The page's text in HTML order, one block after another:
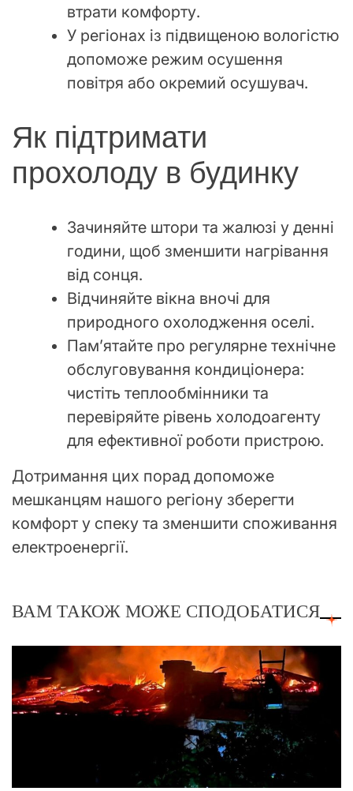
втрати комфорту.
У регіонах із підвищеною вологістю
допоможе режим осушення
повітря або окремий осушувач.
Як підтримати
прохолоду в будинку
Зачиняйте штори та жалюзі у денні
години, щоб зменшити нагрівання
від сонця.
Відчиняйте вікна вночі для
природного охолодження оселі.
Пам’ятайте про регулярне технічне
обслуговування кондиціонера:
чистіть теплообмінники та
перевіряйте рівень холодоагенту
для ефективної роботи пристрою.
Дотримання цих порад допоможе
мешканцям нашого регіону зберегти
комфорт у спеку та зменшити споживання
електроенергії.
ВАМ ТАКОЖ МОЖЕ СПОДОБАТИСЯ